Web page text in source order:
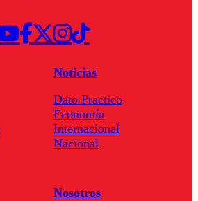
Noticias
Dato Practico
Economía
Internacional
Nacional
Nosotros